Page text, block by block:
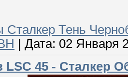
Сталкер Тень
| Дата: 02 Января
LSC 45 - Сталкер